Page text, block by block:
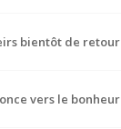
bientôt de retour
vers le bonheur